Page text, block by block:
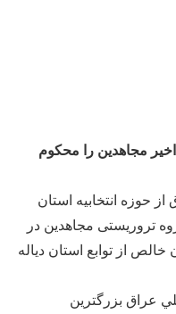
مجاهدین را محكوم
حوزه انتخابيه استان
تروریستی مجاهدین در
از توابع استان دياله
عراق بزرگترين